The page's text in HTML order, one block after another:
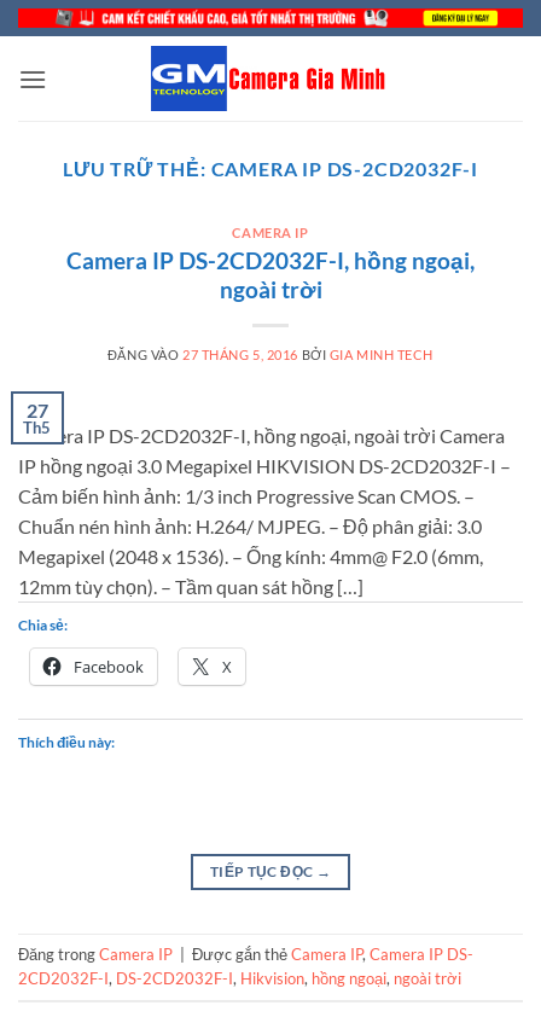
Bỏ
qua
nội
LƯU TRỮ THẺ: CAMERA IP DS-2CD2032F-I
CAMERA IP
Camera IP DS-2CD2032F-I, hồng ngoại,
ngoài trời
ĐĂNG VÀO 27 THÁNG 5, 2016 BỞI GIA MINH TECH
27
Th5
Camera IP DS-2CD2032F-I, hồng ngoại, ngoài trời Camera
IP hồng ngoại 3.0 Megapixel HIKVISION DS-2CD2032F-I –
Cảm biến hình ảnh: 1/3 inch Progressive Scan CMOS. –
Chuẩn nén hình ảnh: H.264/ MJPEG. – Độ phân giải: 3.0
Megapixel (2048 x 1536). – Ống kính: 4mm@ F2.0 (6mm,
12mm tùy chọn). – Tầm quan sát hồng […]
Chia sẻ:
Facebook X
Thích điều này:
TIẾP TỤC ĐỌC →
Đăng trongCamera IP Được gắn thẻCamera IP, Camera IP DS-
2CD2032F-I, DS-2CD2032F-I, Hikvision, hồng ngoại, ngoài trời